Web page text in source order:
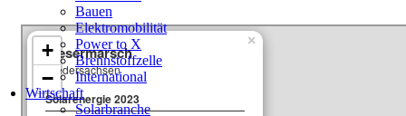
Bauen
Elektromobilität
Power to X
Brennstoffzelle
International
Wirtschaft
Solarbranche